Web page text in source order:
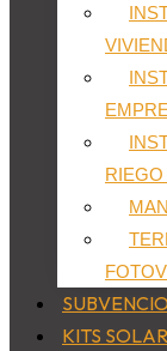
KITS